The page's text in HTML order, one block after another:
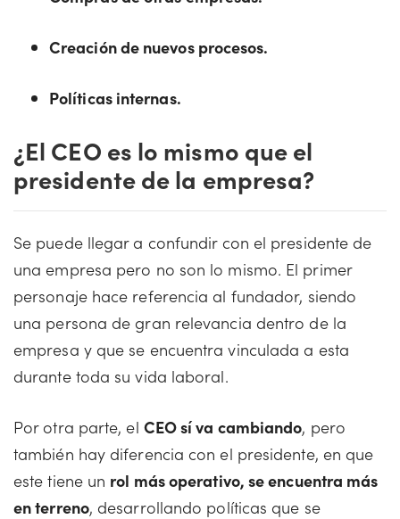
Creación de nuevos procesos.
Políticas internas.
¿El CEO es lo mismo que el
presidente de la empresa?
Se puede llegar a confundir con el presidente de
una empresa pero no son lo mismo. El primer
personaje hace referencia al fundador, siendo
una persona de gran relevancia dentro de la
empresa y que se encuentra vinculada a esta
durante toda su vida laboral.
Por otra parte, el CEO sí va cambiando, pero
también hay diferencia con el presidente, en que
este tiene un rol más operativo, se encuentra más
en terreno, desarrollando políticas que se